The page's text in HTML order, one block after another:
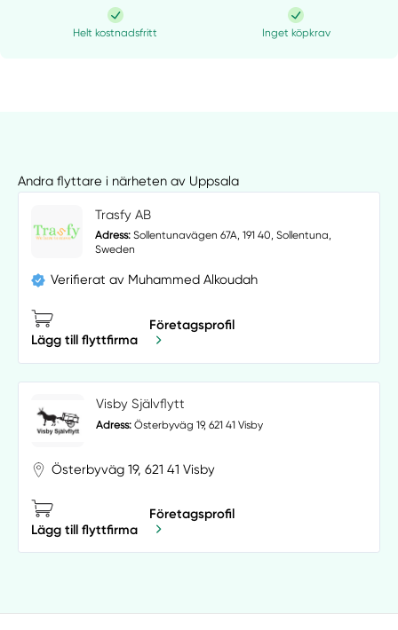
Helt kostnadsfritt Inget köpkrav
Andra flyttare i närheten av Uppsala
Trasfy AB
Adress:Sollentunavägen 67A, 191 40, Sollentuna,
Sweden
Verifierat av Muhammed Alkoudah
Lägg till flyttfirma
Företagsprofil
Visby Självflytt
Adress: Österbyväg 19, 621 41 Visby
Österbyväg 19, 621 41 Visby
Lägg till flyttfirma
Företagsprofil